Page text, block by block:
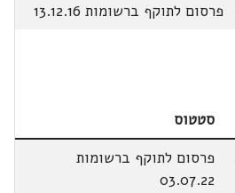
פרסום לתוקף ברשומות 13.12.16
סטטוס
פרסום לתוקף ברשומות
03.07.22